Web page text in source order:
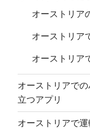
オーストリア
オーストリア
オーストリア
オーストリアで
立つアプリ
オーストリアで